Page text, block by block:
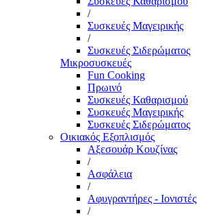
/
Συσκευές Μαγειρικής
/
Συσκευές Σιδερώματος
Μικροσυσκευές
Fun Cooking
Πρωινό
Συσκευές Καθαρισμού
Συσκευές Μαγειρικής
Συσκευές Σιδερώματος
Οικιακός Εξοπλισμός
Αξεσουάρ Κουζίνας
/
Ασφάλεια
/
Αφυγραντήρες - Ιονιστές
/